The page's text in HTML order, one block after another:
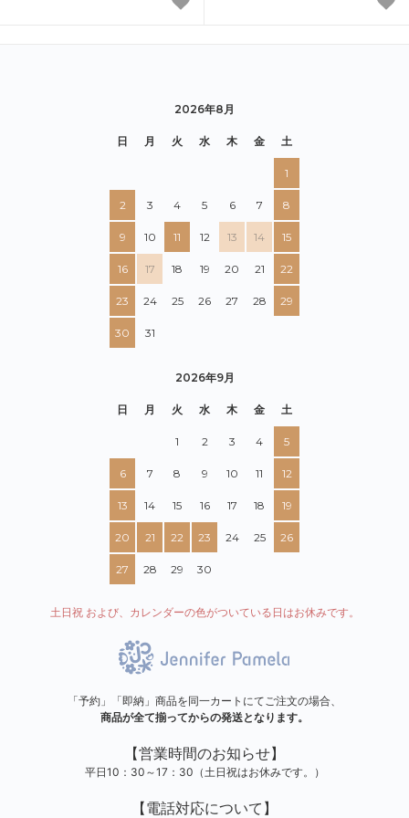
2026年8月
日 月 火 水 木 金 土
1
2 3 4 5 6 7 8
9 10 11 12 13 14 15
16 17 18 19 20 21 22
23 24 25 26 27 28 29
30 31
2026年9月
日 月 火 水 木 金 土
1 2 3 4 5
6 7 8 9 10 11 12
13 14 15 16 17 18 19
20 21 22 23 24 25 26
27 28 29 30
土日祝 および、カレンダーの色がついている日はお休みです。
「予約」「即納」商品を同一カートにてご注文の場合、
商品が全て揃ってからの発送となります。
【営業時間のお知らせ】
平日10：30～17：30（土日祝はお休みです。）
【電話対応について】